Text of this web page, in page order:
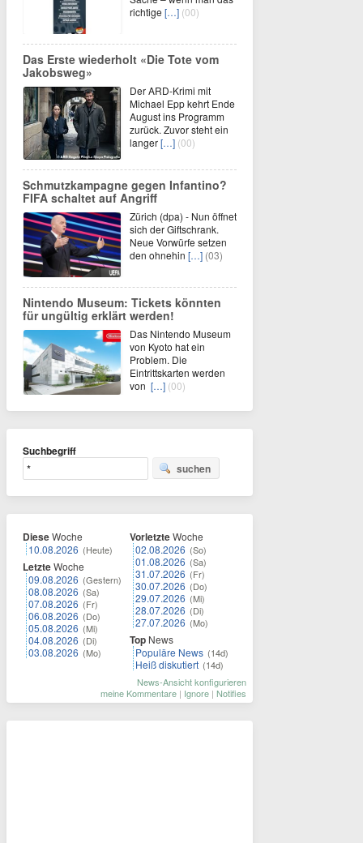
richtige […] (00)
Das Erste wiederholt «Die Tote vom
Jakobsweg»
Der ARD-Krimi mit
Michael Epp kehrt Ende
August ins Programm
zurück. Zuvor steht ein
langer[…] (00)
Schmutzkampagne gegen Infantino?
FIFA schaltet auf Angriff
Zürich (dpa) - Nun öffnet
sich der Giftschrank.
Neue Vorwürfe setzen
den ohnehin […] (03)
Nintendo Museum: Tickets könnten
für ungültig erklärt werden!
Das Nintendo Museum
von Kyoto hat ein
Problem. Die
Eintrittskarten werden
von […] (00)
Suchbegriff
suchen
DieseWoche
10.08.2026 (Heute)
LetzteWoche
09.08.2026 (Gestern)
08.08.2026 (Sa)
07.08.2026 (Fr)
06.08.2026 (Do)
05.08.2026 (Mi)
04.08.2026 (Di)
03.08.2026 (Mo)
VorletzteWoche
02.08.2026 (So)
01.08.2026 (Sa)
31.07.2026 (Fr)
30.07.2026 (Do)
29.07.2026 (Mi)
28.07.2026 (Di)
27.07.2026 (Mo)
Top News
Populäre News (14d)
Heiß diskutiert (14d)
News-Ansicht konfigurieren
meine Kommentare | Ignore | Notifies